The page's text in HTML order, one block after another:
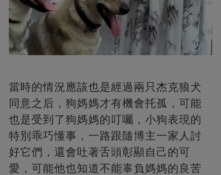
當時的情況應該也是經過兩只杰克狼犬
同意之后，狗媽媽才有機會托孤，可能
也是受到了狗媽媽的叮囑，小狗表現的
特別乖巧懂事，一路跟隨博主一家人討
好它們，還會吐著舌頭彰顯自己的可
愛，可能他也知道不能辜負媽媽的良苦